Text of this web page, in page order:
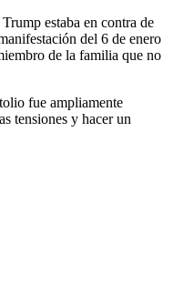
estaba en contra de
del 6 de enero
de la familia que no
fue ampliamente
tensiones y hacer un